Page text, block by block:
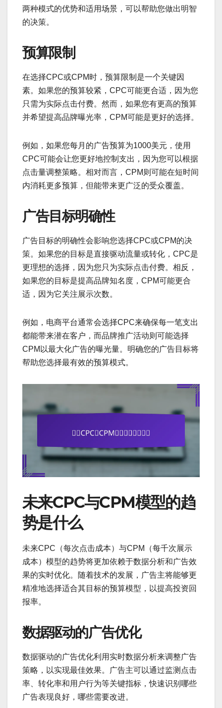
两种模式的优势和适用场景，可以帮助您做出明智
的决策。
预算限制
在选择CPC或CPM时，预算限制是一个关键因
素。如果您的预算较紧，CPC可能更合适，因为您
只需为实际点击付费。然而，如果您有更高的预算
并希望提高品牌曝光率，CPM可能是更好的选择。
例如，如果您每月的广告预算为1000美元，使用
CPC可能会让您更好地控制支出，因为您可以根据
点击量调整策略。相对而言，CPM则可能在短时间
内消耗更多预算，但能带来更广泛的受众覆盖。
广告目标明确性
广告目标的明确性会影响您选择CPC或CPM的决
策。如果您的目标是直接驱动流量或转化，CPC是
更理想的选择，因为您只为实际点击付费。相反，
如果您的目标是提高品牌知名度，CPM可能更合
适，因为它关注展示次数。
例如，电商平台通常会选择CPC来确保每一笔支出
都能带来潜在客户，而品牌推广活动则可能选择
CPM以最大化广告的曝光量。明确您的广告目标将
帮助您选择最有效的预算模式。
未来CPC与CPM模型的趋
势是什么
未来CPC（每次点击成本）与CPM（每千次展示
成本）模型的趋势将更加依赖于数据分析和广告效
果的实时优化。随着技术的发展，广告主将能够更
精准地选择适合其目标的预算模型，以提高投资回
报率。
数据驱动的广告优化
数据驱动的广告优化利用实时数据分析来调整广告
策略，以实现最佳效果。广告主可以通过监测点击
率、转化率和用户行为等关键指标，快速识别哪些
广告表现良好，哪些需要改进。